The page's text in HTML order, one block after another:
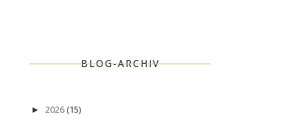
BLOG-ARCHIV
► 2026(15)